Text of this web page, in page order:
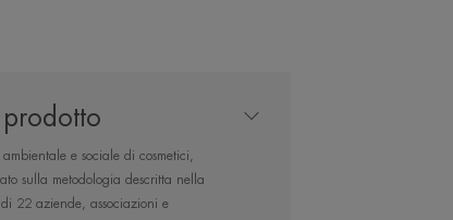
e invisibile.
e sociale di cosmetici,
sulla metodologia descritta nella
22 aziende, associazioni e